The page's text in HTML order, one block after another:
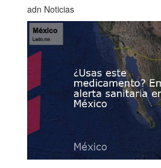
adn Noticias